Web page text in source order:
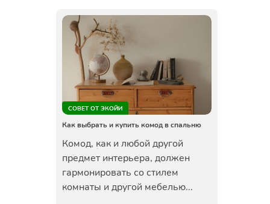
СОВЕТ ОТ ЭКОЙИ
Как выбрать и купить комод в спальню
Комод, как и любой другой
предмет интерьера, должен
гармонировать со стилем
комнаты и другой мебелью...